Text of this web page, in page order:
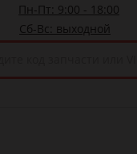
Пн-Пт: 9:00 - 18:00
Сб-Вс: выходной